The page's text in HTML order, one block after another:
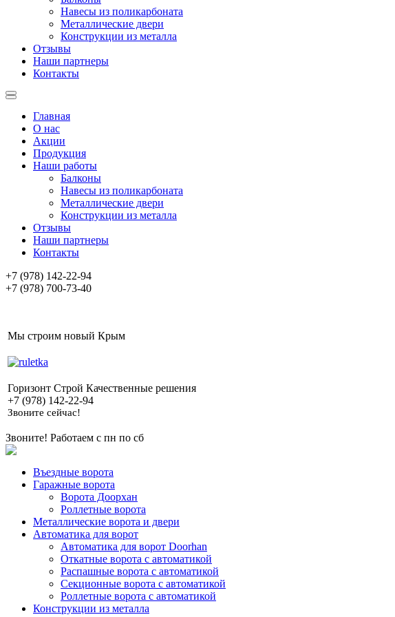
Навесы из поликарбоната
Металлические двери
Конструкции из металла
Отзывы
Наши партнеры
Контакты
Главная
О нас
Акции
Продукция
Наши работы
Балконы
Навесы из поликарбоната
Металлические двери
Конструкции из металла
Отзывы
Наши партнеры
Контакты
+7 (978) 142-22-94
+7 (978) 700-73-40
Мы строим новый Крым
Горизонт Строй Качественные решения
+7 (978) 142-22-94
Звоните сейчас!
Звоните! Работаем с пн по сб
Въездные ворота
Гаражные ворота
Ворота Доорхан
Роллетные ворота
Металлические ворота и двери
Автоматика для ворот
Автоматика для ворот Doorhan
Откатные ворота с автоматикой
Распашные ворота с автоматикой
Секционные ворота с автоматикой
Роллетные ворота с автоматикой
Конструкции из металла